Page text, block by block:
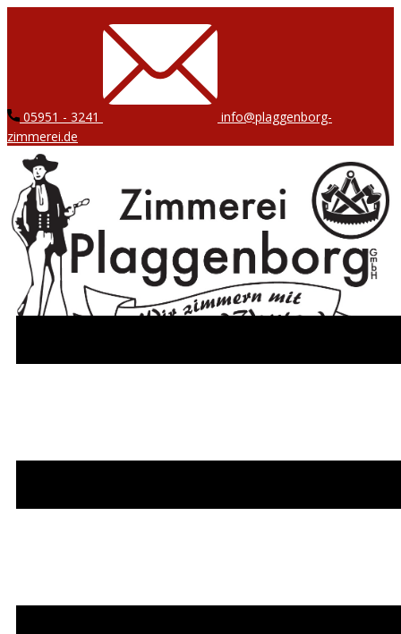
05951 - 3241
info@plaggenborg-
zimmerei.de